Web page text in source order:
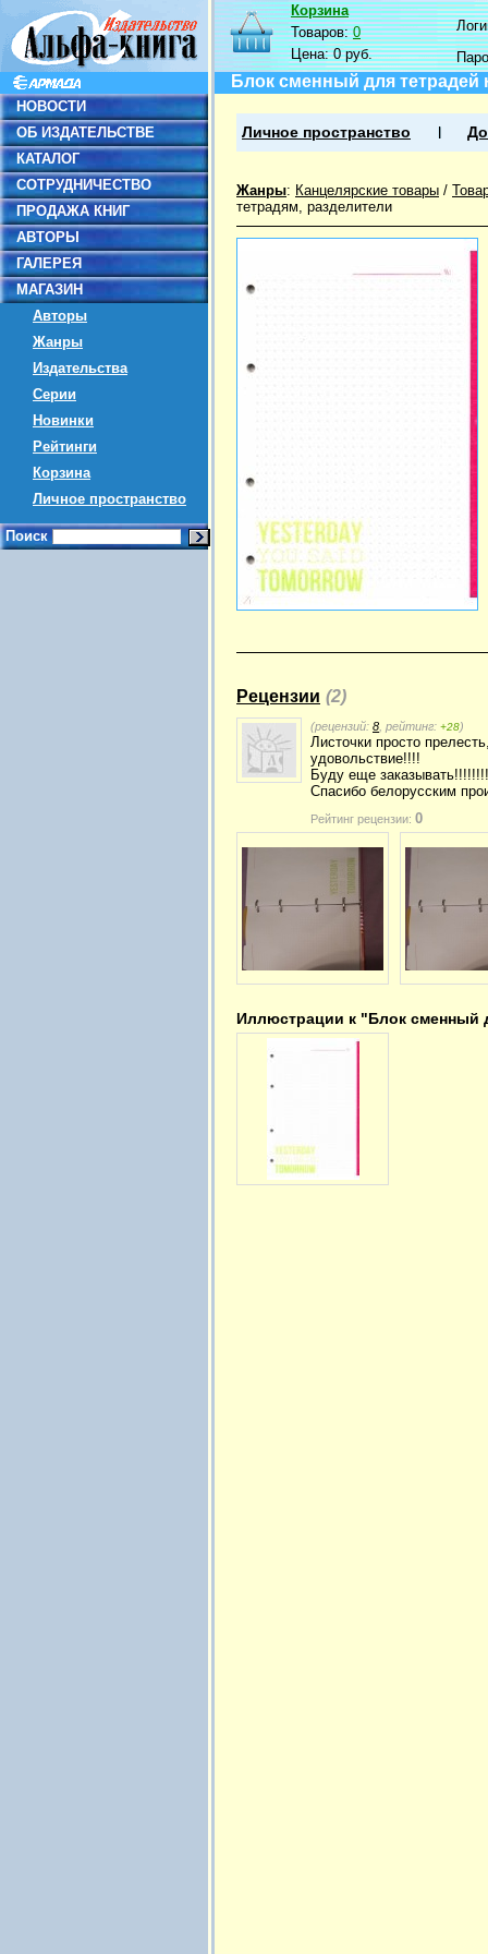
НОВОСТИ
ОБ ИЗДАТЕЛЬСТВЕ
КАТАЛОГ
СОТРУДНИЧЕСТВО
ПРОДАЖА КНИГ
АВТОРЫ
ГАЛЕРЕЯ
МАГАЗИН
Авторы
Жанры
Издательства
Серии
Новинки
Рейтинги
Корзина
Личное пространство
Поиск
Корзина
Товаров:0
Цена:0 руб.
Блок сменный для тетрадей
Личное пространство
Жанры: Канцелярские товары /
тетрадям, разделители
Рецензии (2)
(рецензий: 8 , рейтинг: +28)
Листочки просто
удовольствие!!!!
Буду еще заказывать!!!!!!!!
Спасибо белорусским
Рейтинг рецензии: 0
Иллюстрации к "Блок сменный